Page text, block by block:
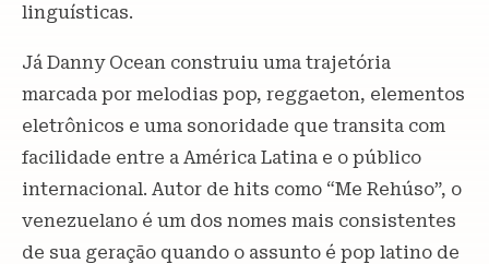
linguísticas.
Já Danny Ocean construiu uma trajetória
marcada por melodias pop, reggaeton, elementos
eletrônicos e uma sonoridade que transita com
facilidade entre a América Latina e o público
internacional. Autor de hits como “Me Rehúso”, o
venezuelano é um dos nomes mais consistentes
de sua geração quando o assunto é pop latino de